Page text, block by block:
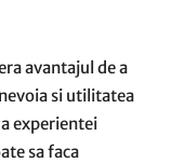
avantajul de a
si utilitatea
experientei
sa faca